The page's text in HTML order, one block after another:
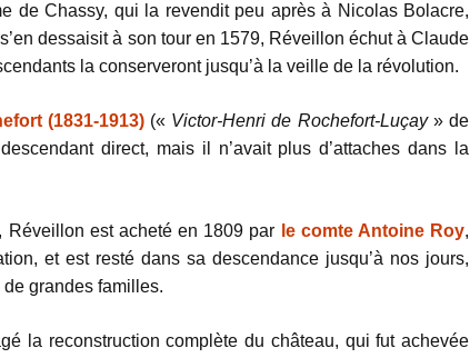
de Chassy, qui la revendit peu après à Nicolas Bolacre,
dessaisit à son tour en 1579, Réveillon échut à Claude
la conserveront jusqu’à la veille de la révolution.
(1831-1913)(« Victor-Henri de Rochefort-Luçay» de
direct, mais il n’avait plus d’attaches dans la
Réveillon est acheté en 1809 par le comte Antoine Roy,
et est resté dans sa descendance jusqu’à nos jours,
grandes familles.
la reconstruction complète du château, qui fut achevée